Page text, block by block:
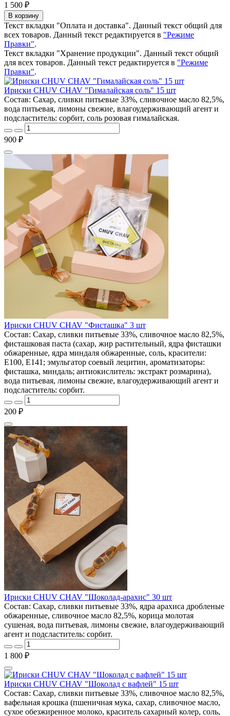
1 500 ₽
В корзину
Текст вкладки "Оплата и доставка". Данный текст общий для
всех товаров. Данный текст редактируется в "Режиме
Правки".
Текст вкладки "Хранение продукции". Данный текст общий
для всех товаров. Данный текст редактируется в "Режиме
Правки".
Ириски CHUV CHAV "Гималайская соль" 15 шт
Состав: Cахар, сливки питьевые 33%, сливочное масло 82,5%,
вода питьевая, лимоны свежие, влагоудерживающий агент и
подсластитель: сорбит, соль розовая гималайская.
900 ₽
Ириски CHUV CHAV "Фисташка" 3 шт
Состав: Сахар, сливки питьевые 33%, сливочное масло 82,5%,
фисташковая паста (сахар, жир растительный, ядра фисташки
обжаренные, ядра миндаля обжаренные, соль, красители:
E100, E141; эмульгатор соевый лецитин, ароматизаторы:
фисташка, миндаль; антиокислитель: экстракт розмарина),
вода питьевая, лимоны свежие, влагоудерживающий агент и
подсластитель: сорбит.
200 ₽
Ириски CHUV CHAV "Шоколад-арахис" 30 шт
Состав: Сахар, сливки питьевые 33%, ядра арахиса дробленые
обжаренные, сливочное масло 82,5%, корица молотая
сушеная, вода питьевая, лимоны свежие, влагоудерживающий
агент и подсластитель: сорбит.
1 800 ₽
Ириски CHUV CHAV "Шоколад с вафлей" 15 шт
Состав: Сахар, сливки питьевые 33%, сливочное масло 82,5%,
вафельная крошка (пшеничная мука, сахар, сливочное масло,
сухое обезжиренное молоко, краситель сахарный колер, соль,